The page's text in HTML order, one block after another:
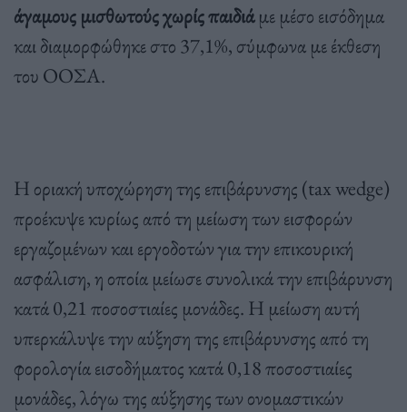
άγαμους μισθωτούς χωρίς παιδιάμε μέσο εισόδημα
και διαμορφώθηκε στο 37,1%, σύμφωνα με έκθεση
του ΟΟΣΑ.
Η οριακή υποχώρηση της επιβάρυνσης (tax wedge)
προέκυψε κυρίως από τη μείωση των εισφορών
εργαζομένων και εργοδοτών για την επικουρική
ασφάλιση, η οποία μείωσε συνολικά την επιβάρυνση
κατά 0,21 ποσοστιαίες μονάδες. Η μείωση αυτή
υπερκάλυψε την αύξηση της επιβάρυνσης από τη
φορολογία εισοδήματος κατά 0,18 ποσοστιαίες
μονάδες, λόγω της αύξησης των ονομαστικών